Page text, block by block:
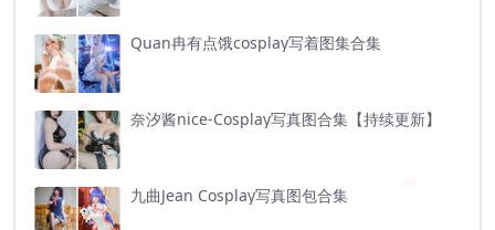
Quan冉有点饿cosplay写着图集合集
奈汐酱nice-Cosplay写真图合集【持续更新】
九曲Jean Cosplay写真图包合集